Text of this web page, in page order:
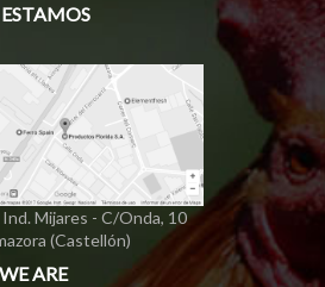
Ind. Mijares - C/Onda, 10
(Castellón)
ARE